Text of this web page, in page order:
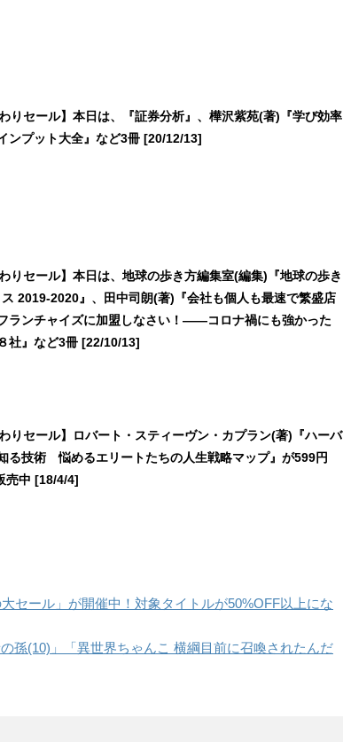
りセール】本日は、『証券分析』、樺沢紫苑(著)『学び効率
ンプット大全』など3冊 [20/12/13]
りセール】本日は、地球の歩き方編集室(編集)『地球の歩き
2019-2020』、田中司朗(著)『会社も個人も最速で繁盛店
ランチャイズに加盟しなさい！――コロナ禍にも強かった
社』など3冊 [22/10/13]
りセール】ロバート・スティーヴン・カプラン(著)『ハーバ
る技術 悩めるエリートたちの人生戦略マップ』が599円
売中 [18/4/4]
大セール」が開催中！対象タイトルが50%OFF以上にな
孫(10)」「異世界ちゃんこ 横綱目前に召喚されたんだ